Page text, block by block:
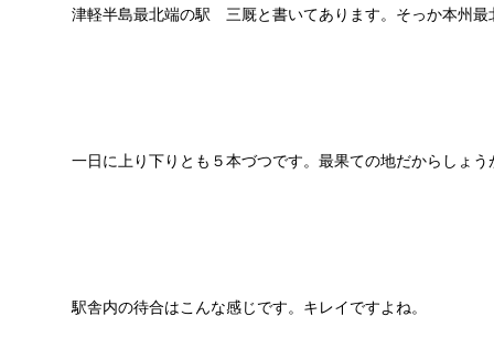
津軽半島最北端の駅 三厩と書いてあります。そっか本州最
一日に上り下りとも５本づつです。最果ての地だからしょう
駅舎内の待合はこんな感じです。キレイですよね。